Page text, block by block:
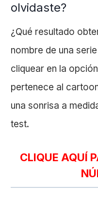
olvidaste?
¿Qué resultado
nombre de una
cliquear en la
pertenece al
una sonrisa a
test.
CLIQUE AQUÍ